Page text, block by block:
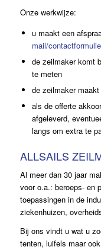
Onze werkwijze:
u maakt een
mail/
de zeilmaker komt
te meten
de zeilmaker
als de offerte
afgeleverd,
langs om extra te
ALLSAILS
Al meer dan 30 jaar
voor o.a.: beroeps- en
toepassingen in de
ziekenhuizen,
Bij ons vindt u wat u
tenten, luifels maar